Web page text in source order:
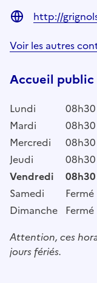
http://
Voir les autres
Accueil public
Lundi
08h30
Mardi
08h30
Mercredi
08h30
Jeudi
08h30
Vendredi
08h30
Samedi
Fermé
Dimanche Fermé
Attention, ces
jours fériés.